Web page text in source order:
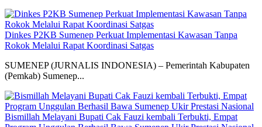
Dinkes P2KB Sumenep Perkuat Implementasi Kawasan Tanpa
Rokok Melalui Rapat Koordinasi Satgas
SUMENEP (JURNALIS INDONESIA) – Pemerintah Kabupaten
(Pemkab) Sumenep...
Bismillah Melayani Bupati Cak Fauzi kembali Terbukti, Empat